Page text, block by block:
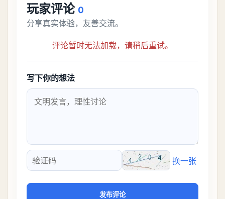
玩家评论 0
分享真实体验，友善交流。
评论暂时无法加载，请稍后重试。
写下你的想法
验证码
换一张
发布评论